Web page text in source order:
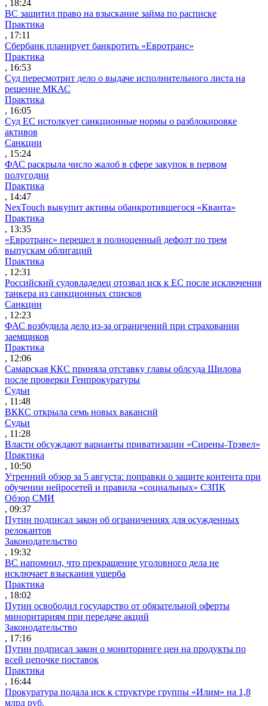
, 18:24
ВС защитил право на взыскание займа по расписке
Практика
, 17:11
Сбербанк планирует банкротить «Евротранс»
Практика
, 16:53
Суд пересмотрит дело о выдаче исполнительного листа на
решение МКАС
Практика
, 16:05
Суд ЕС истолкует санкционные нормы о разблокировке
активов
Санкции
, 15:24
ФАС раскрыла число жалоб в сфере закупок в первом
полугодии
Практика
, 14:47
NexTouch выкупит активы обанкротившегося «Кванта»
Практика
, 13:35
«Евротранс» перешел в полноценный дефолт по трем
выпускам облигаций
Практика
, 12:31
Российский судовладелец отозвал иск к ЕС после исключения
танкера из санкционных списков
Санкции
, 12:23
ФАС возбудила дело из-за ограничений при страховании
заемщиков
Практика
, 12:06
Самарская ККС приняла отставку главы облсуда Шилова
после проверки Генпрокуратуры
Судьи
, 11:48
ВККС открыла семь новых вакансий
Судьи
, 11:28
Власти обсуждают варианты приватизации «Сирены-Трэвел»
Практика
, 10:50
Утренний обзор за 5 августа: поправки о защите контента при
обучении нейросетей и правила «социальных» СЗПК
Обзор СМИ
, 09:37
Путин подписал закон об ограничениях для осужденных
релокантов
Законодательство
, 19:32
ВС напомнил, что прекращение уголовного дела не
исключает взыскания ущерба
Практика
, 18:02
Путин освободил государство от обязательной оферты
миноритариям при передаче акций
Законодательство
, 17:16
Путин подписал закон о мониторинге цен на продукты по
всей цепочке поставок
Практика
, 16:44
Прокуратура подала иск к структуре группы «Илим» на 1,8
млрд руб.